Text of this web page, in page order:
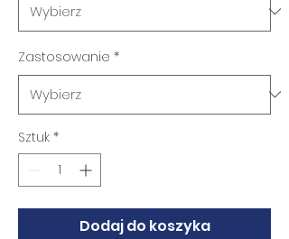
Zastosowanie *
Sztuk *
Dodaj do koszyka